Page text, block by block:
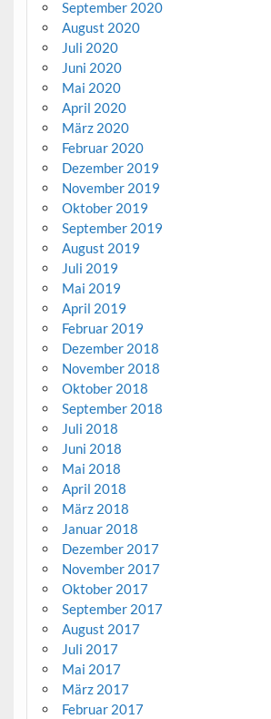
September 2020
August 2020
Juli 2020
Juni 2020
Mai 2020
April 2020
März 2020
Februar 2020
Dezember 2019
November 2019
Oktober 2019
September 2019
August 2019
Juli 2019
Mai 2019
April 2019
Februar 2019
Dezember 2018
November 2018
Oktober 2018
September 2018
Juli 2018
Juni 2018
Mai 2018
April 2018
März 2018
Januar 2018
Dezember 2017
November 2017
Oktober 2017
September 2017
August 2017
Juli 2017
Mai 2017
März 2017
Februar 2017